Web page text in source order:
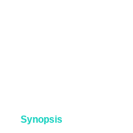
Synopsis